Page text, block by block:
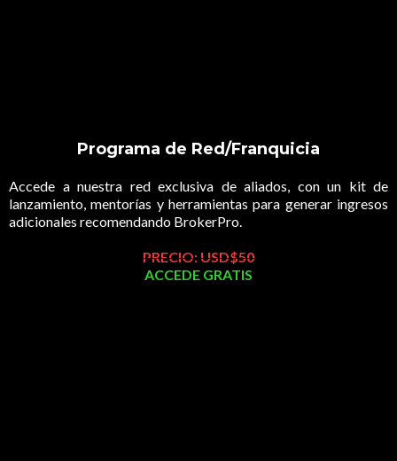
Programa de Red/Franquicia
Accede a nuestra red exclusiva de aliados, con un kit de
lanzamiento, mentorías y herramientas para generar ingresos
adicionales recomendando BrokerPro.
PRECIO: USD$50
ACCEDE GRATIS